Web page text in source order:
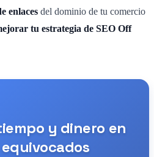
enlaces del dominio de tu comercio
tu estrategia de SEO Off
y dinero en